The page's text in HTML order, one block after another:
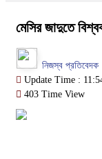
মেসির জাদুতে
নিজস্ব প্রতিবেদক
Update Time :
403 Time View